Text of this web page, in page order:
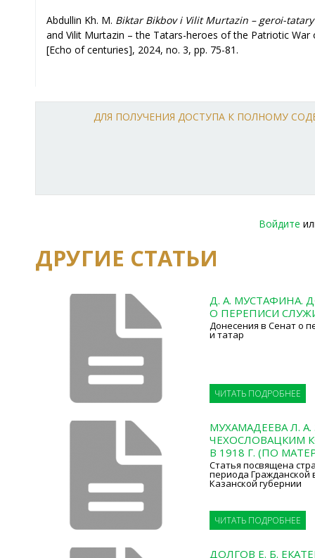
Abdullin Kh. M. Biktar Bikbov i Vilit Murtazin – geroi-
and Vilit Murtazin – the Tatars-heroes of the Patriotic
[Echo of centuries], 2024, no. 3, рр. 75-81.
ДЛЯ ПОЛУЧЕНИЯ ДОСТУПА К ПОЛНОМУ
Войдите
ДРУГИЕ СТАТЬИ
Д. А. МУСТАФИНА.
О ПЕРЕПИСИ
Донесения в Сенат о
и татар
ЧИТАТЬ ПОДРОБНЕЕ
МУХАМАДЕЕВА Л. А.
ЧЕХОСЛОВАЦКИМ
В 1918 Г. (ПО
Статья посвящена
периода Гражданской
Казанской губернии
ЧИТАТЬ ПОДРОБНЕЕ
ДОЛГОВ Е. Б.